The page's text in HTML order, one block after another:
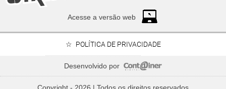
Acesse a versão web
POLÍTICA DE PRIVACIDADE
Desenvolvido por